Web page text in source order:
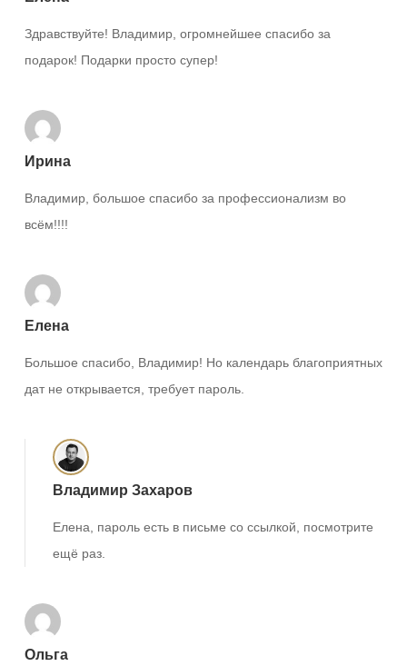
Здравствуйте! Владимир, огромнейшее спасибо за
подарок! Подарки просто супер!
Ирина
Владимир, большое спасибо за профессионализм во
всём!!!!
Елена
Большое спасибо, Владимир! Но календарь благоприятных
дат не открывается, требует пароль.
Владимир Захаров
Елена, пароль есть в письме со ссылкой, посмотрите
ещё раз.
Ольга